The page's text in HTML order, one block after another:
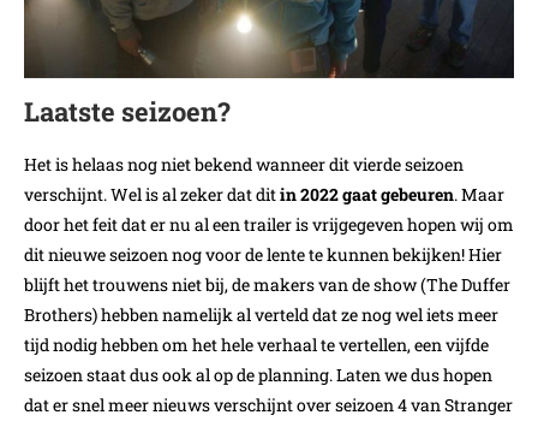
Laatste seizoen?
Het is helaas nog niet bekend wanneer dit vierde seizoen
verschijnt. Wel is al zeker dat ditin 2022 gaat gebeuren. Maar
door het feit dat er nu al een trailer is vrijgegeven hopen wij om
dit nieuwe seizoen nog voor de lente te kunnen bekijken! Hier
blijft het trouwens niet bij, de makers van de show (The Duffer
Brothers) hebben namelijk al verteld dat ze nog wel iets meer
tijd nodig hebben om het hele verhaal te vertellen, een vijfde
seizoen staat dus ook al op de planning. Laten we dus hopen
dat er snel meer nieuws verschijnt over seizoen 4 van Stranger